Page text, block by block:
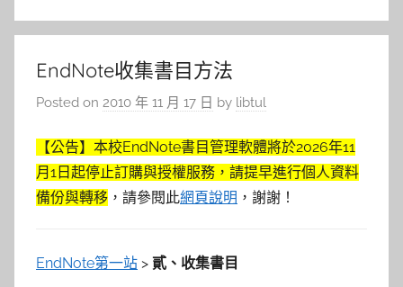
大
學
圖
書
館
參
EndNote收集書目方法
Posted on 2010 年 11 月 17 日 by libtul
【公告】本校EndNote書目管理軟體將於2026年11
月1日起停止訂購與授權服務，請提早進行個人資料
備份與轉移 ，請參閱此網頁說明 ，謝謝！
EndNote第一站 > 貳、收集書目